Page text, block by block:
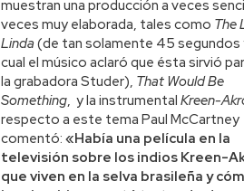
muestran una producción a veces
veces muy elaborada, tales como The
Linda(de tan solamente 45 segundos
cual el músico aclaró que ésta sirvió
la grabadora Studer), That Would Be
Something, y la instrumental Kreen-
respecto a este tema Paul McCartney
comentó: «Había una película en la
televisión sobre los indios Kreen-
que viven en la selva brasileña y